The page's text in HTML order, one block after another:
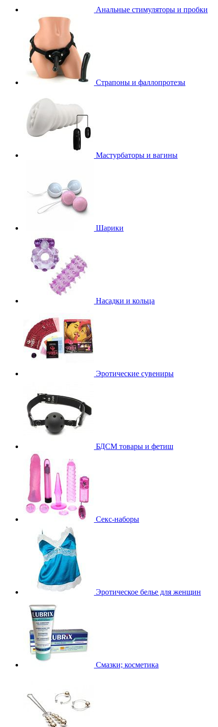
Анальные стимуляторы и пробки
Страпоны и фаллопротезы
Мастурбаторы и вагины
Шарики
Насадки и кольца
Эротические сувениры
БДСМ товары и фетиш
Секс-наборы
Эротическое белье для женщин
Смазки; косметика